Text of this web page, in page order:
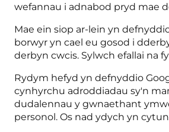
wefannau i adnabod pryd mae
Mae ein siop ar-lein yn
borwyr yn cael eu gosod i
derbyn cwcis. Sylwch efallai na
Rydym hefyd yn defnyddio
cynhyrchu adroddiadau sy'n
dudalennau y gwnaethant
personol. Os nad ydych yn